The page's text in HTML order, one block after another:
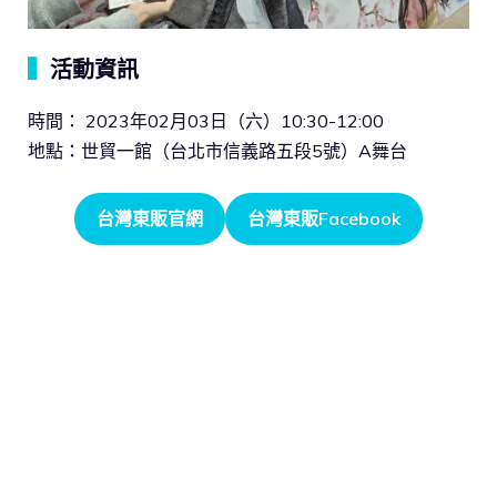
活動資訊
時間： 2023年02月03日（六）10:30-12:00
地點：世貿一館（台北市信義路五段5號）A舞台
台灣東販官網 台灣東販Facebook